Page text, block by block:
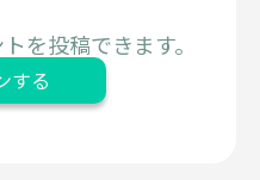
を投稿できます。
する